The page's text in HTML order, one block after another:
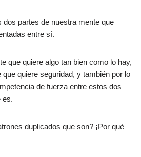
dos partes de nuestra mente que
entre sí.
que quiere algo tan bien como lo hay,
quiere seguridad, y también por lo
de fuerza entre estos dos
es.
duplicados que son? ¡Por qué